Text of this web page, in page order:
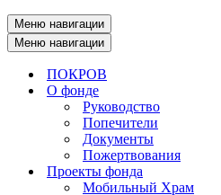
Меню навигации
Меню навигации
ПОКРОВ
О фонде
Руководство
Попечители
Документы
Пожертвования
Проекты фонда
Мобильный Храм